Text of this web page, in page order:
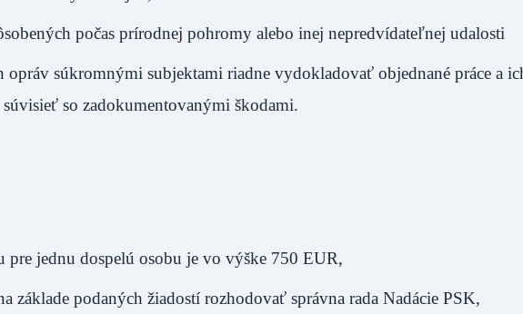
počas prírodnej pohromy alebo inej nepredvídateľnej udalosti
opráv súkromnými subjektami riadne vydokladovať objednané práce a
so zadokumentovanými škodami.
pre jednu dospelú osobu je vo výške 750 EUR,
základe podaných žiadostí rozhodovať správna rada Nadácie PSK,